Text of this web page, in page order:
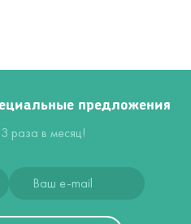
предложения
раза в месяц!